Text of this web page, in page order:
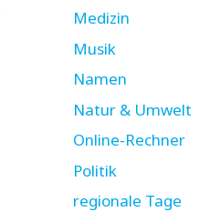
Medizin
Musik
Namen
Natur & Umwelt
Online-Rechner
Politik
regionale Tage